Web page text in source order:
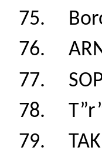
75.
76.
77.
78.
79.